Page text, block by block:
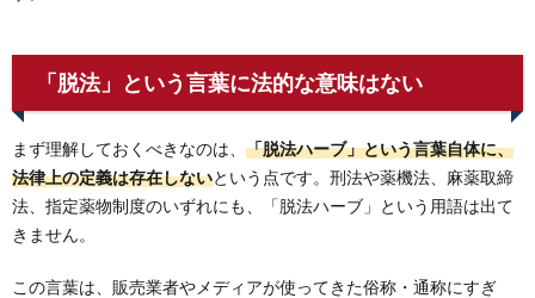
「脱法」という言葉に法的な意味はない
まず理解しておくべきなのは、 「脱法ハーブ」という言葉自体に、
法律上の定義は存在しないという点です。刑法や薬機法、麻薬取締
法、指定薬物制度のいずれにも、「脱法ハーブ」という用語は出て
きません。
この言葉は、販売業者やメディアが使ってきた俗称・通称にすぎ